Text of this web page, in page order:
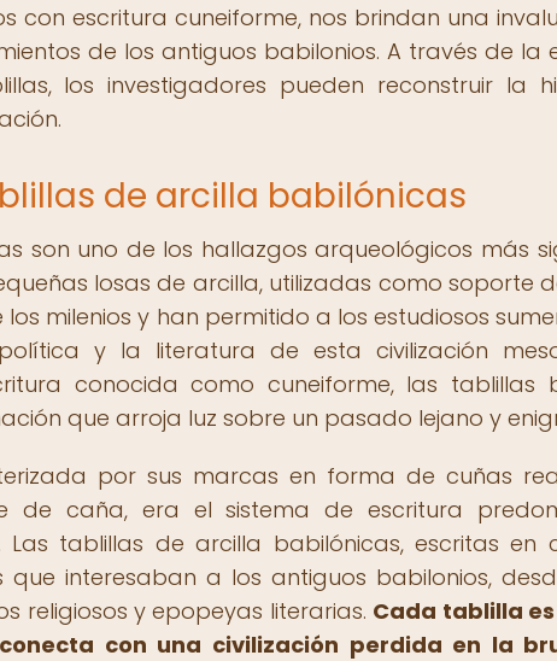
con escritura cuneiforme, nos brindan una
de los antiguos babilonios. A través de la
los investigadores pueden reconstruir la
de arcilla babilónicas
son uno de los hallazgos arqueológicos más
losas de arcilla, utilizadas como soporte
milenios y han permitido a los estudiosos
y la literatura de esta civilización
conocida como cuneiforme, las tablillas
que arroja luz sobre un pasado lejano y
por sus marcas en forma de cuñas
de caña, era el sistema de escritura
Las tablillas de arcilla babilónicas, escritas en
interesaban a los antiguos babilonios,
religiosos y epopeyas literarias. Cada tablilla
con una civilización perdida en la